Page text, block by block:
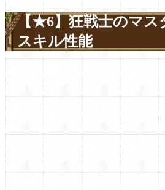
【★6】狂戦士のマス
スキル性能